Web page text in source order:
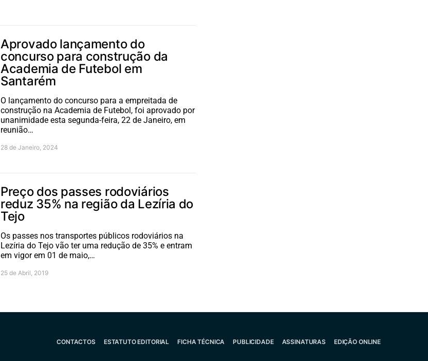
Aprovado lançamento do
concurso para construção da
Academia de Futebol em
Santarém
O lançamento do concurso para a empreitada de
construção na Academia de Futebol, foi aprovado por
unanimidade esta segunda-feira, 22 de Janeiro, em
reunião…
28 de Janeiro, 2024
Preço dos passes rodoviários
reduz 35% na região da Lezíria do
Tejo
Os passes nos transportes públicos rodoviários na
Lezíria do Tejo vão ter uma redução de 35% e entram
em vigor em 01 de maio,…
25 de Abril, 2019
CONTACTOS ESTATUTO EDITORIAL FICHA TÉCNICA PUBLICIDADE ASSINATURAS EDIÇÃO ONLINE